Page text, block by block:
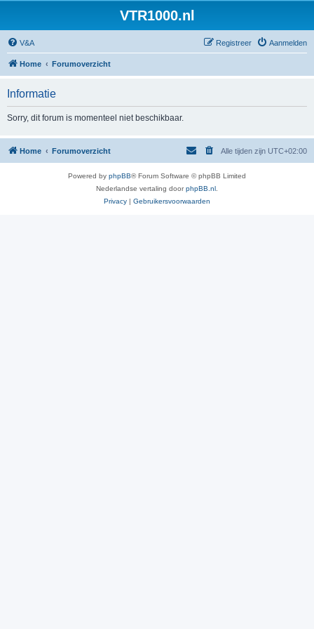
VTR1000.nl
V&A Aanmelden
Registreer
Home Forumoverzicht
Informatie
Sorry, dit forum is momenteel niet beschikbaar.
Home Forumoverzicht Alle tijden zijn UTC+02:00
Powered by phpBB® Forum Software © phpBB Limited
Nederlandse vertaling doorphpBB.nl
Privacy | Gebruikersvoorwaarden